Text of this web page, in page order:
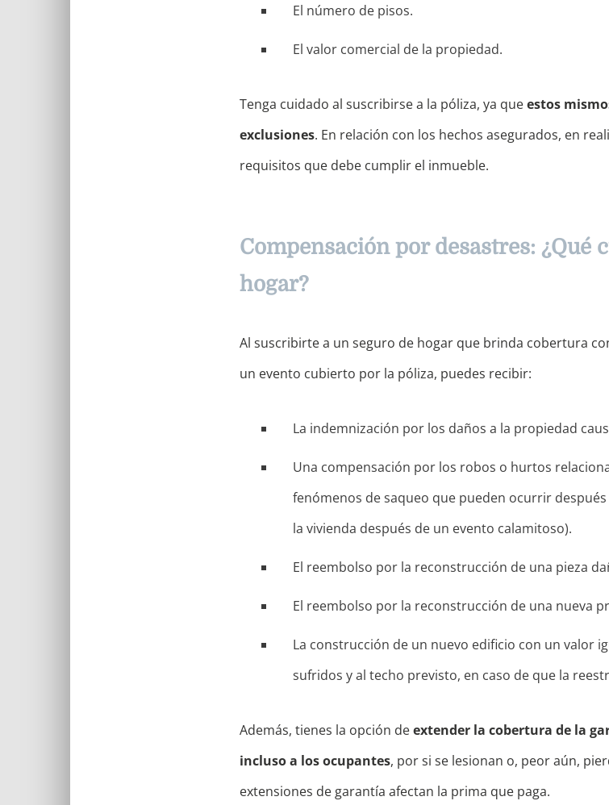
El número de pisos.
El valor comercial de la propiedad.
Tenga cuidado al suscribirse a la póliza, ya queestos
exclusiones. En relación con los hechos asegurados, en
requisitos que debe cumplir el inmueble.
Compensación por desastres: ¿Qué
hogar?
Al suscribirte a un seguro de hogar que brinda cobertura
un evento cubierto por la póliza, puedes recibir:
La indemnización por los daños a la propiedad
Una compensación por los robos o hurtos
fenómenos de saqueo que pueden ocurrir
la vivienda después de un evento calamitoso).
El reembolso por la reconstrucción de una pieza
El reembolso por la reconstrucción de una nueva
La construcción de un nuevo edificio con un valor
sufridos y al techo previsto, en caso de que la
Además, tienes la opción deextender la cobertura de la
incluso a los ocupantes, por si se lesionan o, peor aún,
extensiones de garantía afectan la prima que paga.